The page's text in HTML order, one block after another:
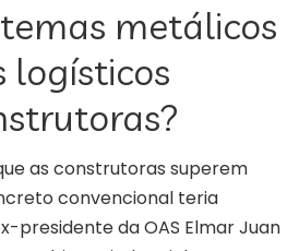
metálicos
logísticos
as construtoras superem
convencional teria
presidente da OAS Elmar Juan